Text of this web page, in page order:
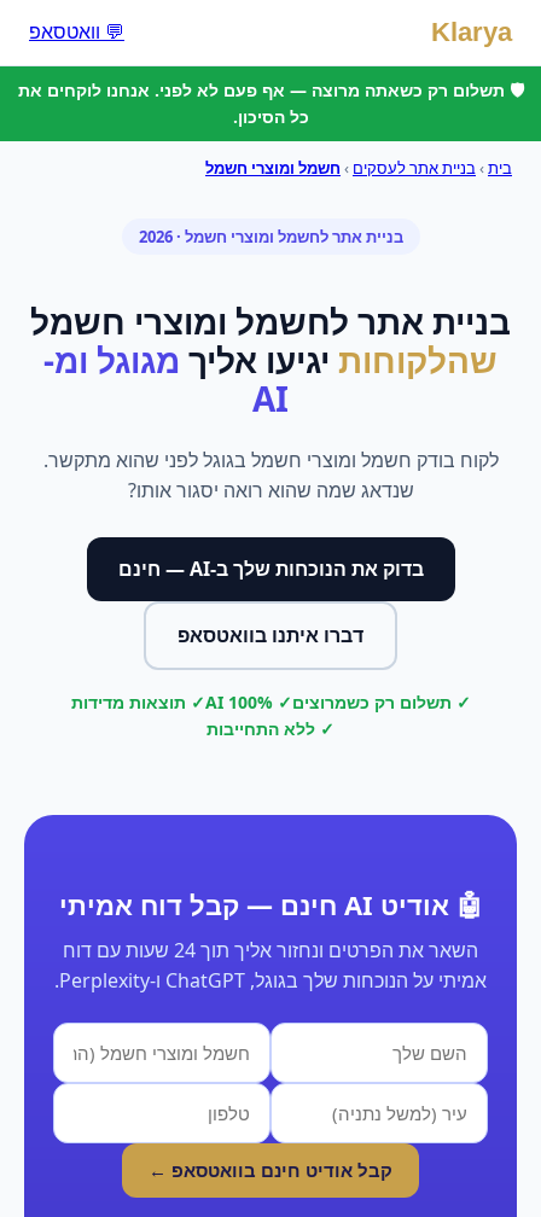
Klarya 💬 וואטסאפ
🛡️ תשלום רק כשאתה מרוצה — אף פעם לא לפני. אנחנו לוקחים את
כל הסיכון.
בית›בניית אתר לעסקים › חשמל ומוצרי חשמל
בניית אתרלחשמל ומוצרי חשמל · 2026
בניית אתר לחשמל ומוצרי חשמל
שהלקוחות יגיעו אליך מגוגל ומ-
AI
לקוח בודק חשמל ומוצרי חשמל בגוגל לפני שהוא מתקשר.
שנדאג שמה שהוא רואה יסגור אותו?
בדוק את הנוכחות שלך ב-AI — חינם
דברו איתנו בוואטסאפ
✓ תשלום רק כשמרוצים✓ 100% AI
✓ תוצאות מדידות
✓ ללא התחייבות
🤖 אודיט AI חינם — קבל דוח אמיתי
השאר את הפרטים ונחזור אליך תוך 24 שעות עם דוח
אמיתי על הנוכחות שלך בגוגל, ChatGPT ו-Perplexity.
קבל אודיט חינם בוואטסאפ ←